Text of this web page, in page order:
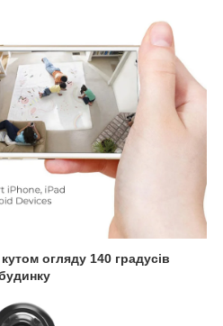
огляду 140 градусів